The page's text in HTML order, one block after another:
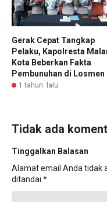
Gerak Cepat Tangkap
Pelaku, Kapolresta
Kota Beberkan Fakta
Pembunuhan di Losmen
1 tahun lalu
Tidak ada
Tinggalkan Balasan
Alamat email Anda tidak
ditandai *